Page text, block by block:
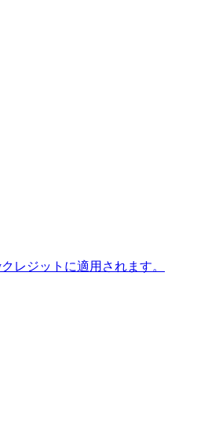
レジットに適用されます。